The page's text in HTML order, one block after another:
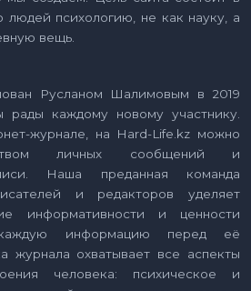
людей психологию, не как науку, а
вещь.
Русланом Шалимовым в 2019
рады каждому новому участнику.
журнале, на Hard-Life.kz можно
личных сообщений и
Наша преданная команда
и редакторов уделяет
информативности и ценности
информацию перед её
журнала охватывает все аспекты
человека: психическое и